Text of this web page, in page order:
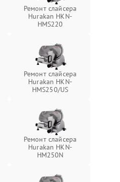
Ремонт слайсера
Hurakan HKN-
HMS220
Ремонт слайсера
Hurakan HKN-
HMS250/US
Ремонт слайсера
Hurakan HKN-
HM250N